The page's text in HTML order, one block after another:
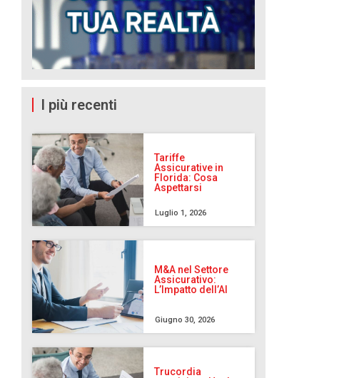
I più recenti
Tariffe
Assicurative in
Florida: Cosa
Aspettarsi
Luglio 1, 2026
M&A nel Settore
Assicurativo:
L’Impatto dell’AI
Giugno 30, 2026
Trucordia